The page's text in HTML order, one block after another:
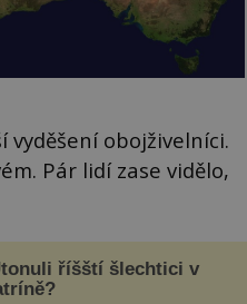
vyděšení obojživelníci.
Pár lidí zase vidělo,
říšští šlechtici v